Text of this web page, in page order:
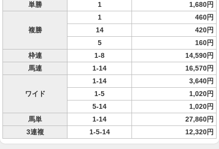
単勝 1 1,680円
複勝
1
460円
14
420円
5
160円
枠連
1-8
14,590円
馬連
1-14 16,570円
ワイド
1-14
3,640円
1-5
1,020円
5-14
1,020円
馬単
1-14
27,860円
3連複
1-5-14 12,320円